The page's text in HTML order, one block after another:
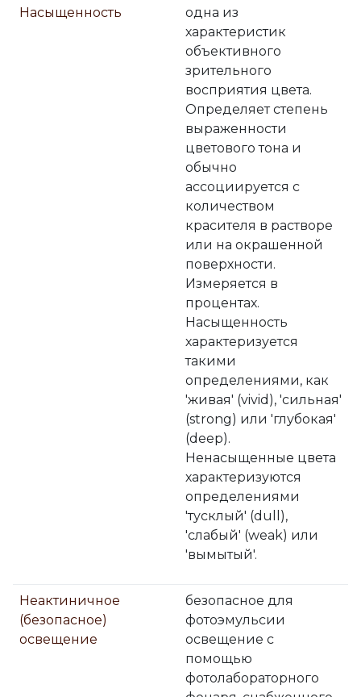
Насыщенность
одна из
характеристик
объективного
зрительного
восприятия цвета.
Определяет степень
выраженности
цветового тона и
обычно
ассоциируется с
количеством
красителя в растворе
или на окрашенной
поверхности.
Измеряется в
процентах.
Насыщенность
характеризуется
такими
определениями, как
'живая' (vivid), 'сильная'
(strong) или 'глубокая'
(deep).
Ненасыщенные цвета
характеризуются
определениями
'тусклый' (dull),
'слабый' (weak) или
'вымытый'.
Неактиничное
(безопасное)
освещение
безопасное для
фотоэмульсии
освещение с
помощью
фотолабораторного